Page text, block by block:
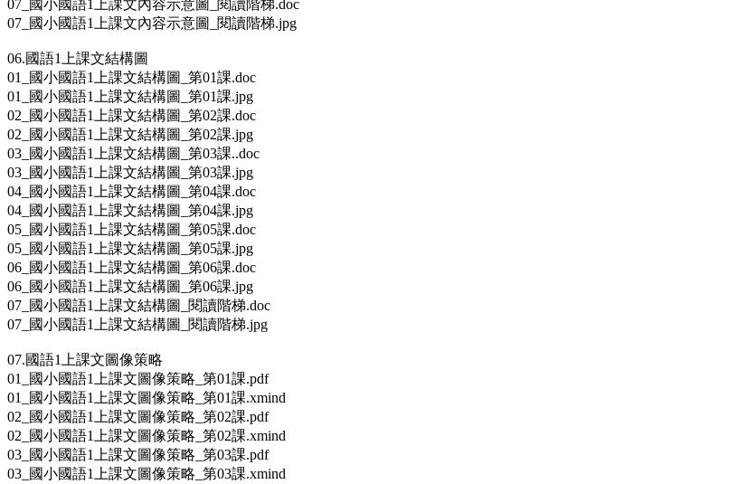
07_國小國語1上課文內容示意圖_閱讀階梯.doc
07_國小國語1上課文內容示意圖_閱讀階梯.jpg
06.國語1上課文結構圖
01_國小國語1上課文結構圖_第01課.doc
01_國小國語1上課文結構圖_第01課.jpg
02_國小國語1上課文結構圖_第02課.doc
02_國小國語1上課文結構圖_第02課.jpg
03_國小國語1上課文結構圖_第03課..doc
03_國小國語1上課文結構圖_第03課.jpg
04_國小國語1上課文結構圖_第04課.doc
04_國小國語1上課文結構圖_第04課.jpg
05_國小國語1上課文結構圖_第05課.doc
05_國小國語1上課文結構圖_第05課.jpg
06_國小國語1上課文結構圖_第06課.doc
06_國小國語1上課文結構圖_第06課.jpg
07_國小國語1上課文結構圖_閱讀階梯.doc
07_國小國語1上課文結構圖_閱讀階梯.jpg
07.國語1上課文圖像策略
01_國小國語1上課文圖像策略_第01課.pdf
01_國小國語1上課文圖像策略_第01課.xmind
02_國小國語1上課文圖像策略_第02課.pdf
02_國小國語1上課文圖像策略_第02課.xmind
03_國小國語1上課文圖像策略_第03課.pdf
03_國小國語1上課文圖像策略_第03課.xmind